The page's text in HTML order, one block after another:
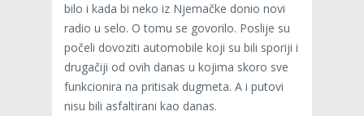
bilo i kada bi neko iz Njemačke donio novi
radio u selo. O tomu se govorilo. Poslije su
počeli dovoziti automobile koji su bili sporiji i
drugačiji od ovih danas u kojima skoro sve
funkcionira na pritisak dugmeta. A i putovi
nisu bili asfaltirani kao danas.